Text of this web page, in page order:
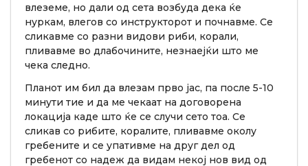
влеземе, но дали од сета возбуда дека ќе
нуркам, влегов со инструкторот и почнавме. Се
сликавме со разни видови риби, корали,
пливавме во длабочините, незнаејќи што ме
чека следно.
Планот им бил да влезам прво јас, па после 5-10
минути тие и да ме чекаат на договорена
локација каде што ќе се случи сето тоа. Се
сликав со рибите, коралите, пливавме околу
гребените и се упативме на друг дел од
гребенот со надеж да видам некој нов вид од